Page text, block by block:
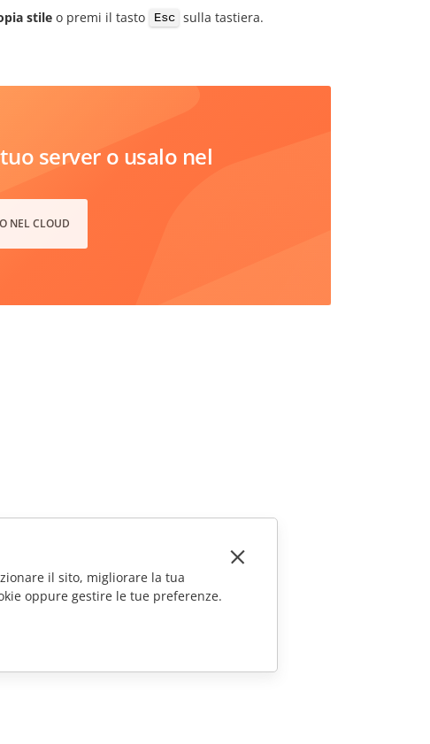
stile o premi il tasto Esc sulla tastiera.
server o usalo nel
NEL CLOUD
il sito, migliorare la tua
oppure gestire le tue preferenze.